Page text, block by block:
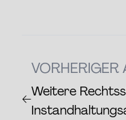
←
VORHERIGER
Weitere